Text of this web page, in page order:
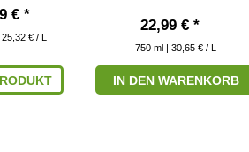
€ *
25,32 € / L
22,99 € *
750 ml | 30,65 € / L
IN DEN WARENKORB